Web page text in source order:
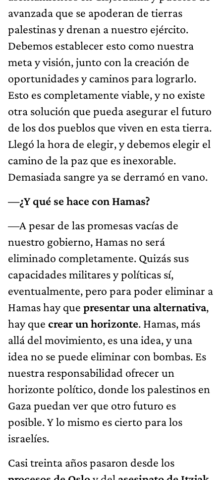
avanzada que se apoderan de tierras
palestinas y drenan a nuestro ejército.
Debemos establecer esto como nuestra
meta y visión, junto con la creación de
oportunidades y caminos para lograrlo.
Esto es completamente viable, y no existe
otra solución que pueda asegurar el futuro
de los dos pueblos que viven en esta tierra.
Llegó la hora de elegir, y debemos elegir el
camino de la paz que es inexorable.
Demasiada sangre ya se derramó en vano.
—¿Y qué se hace con Hamas?
—A pesar de las promesas vacías de
nuestro gobierno, Hamas no será
eliminado completamente. Quizás sus
capacidades militares y políticas sí,
eventualmente, pero para poder eliminar a
Hamas hay que presentar una alternativa,
hay que crear un horizonte. Hamas, más
allá del movimiento, es una idea, y una
idea no se puede eliminar con bombas. Es
nuestra responsabilidad ofrecer un
horizonte político, donde los palestinos en
Gaza puedan ver que otro futuro es
posible. Y lo mismo es cierto para los
israelíes.
Casi treinta años pasaron desde los